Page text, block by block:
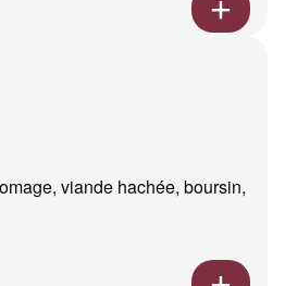
viande hachée, boursin,